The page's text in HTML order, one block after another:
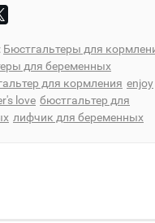
Бюстгальтеры для
для беременных
для кормления enjoy
love бюстгальтер для
лифчик для беременных